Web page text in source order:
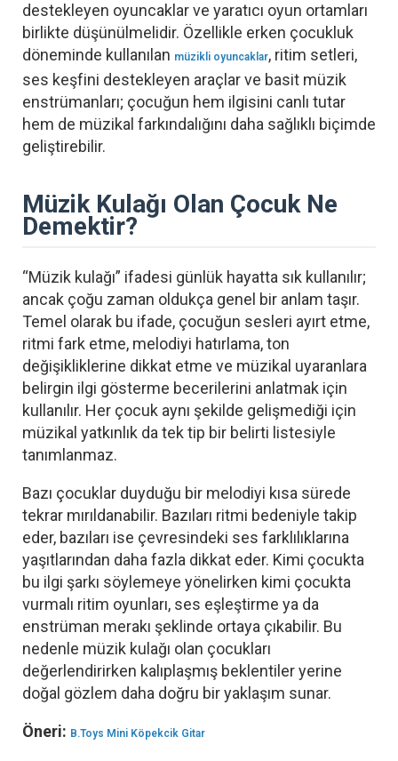
destekleyen oyuncaklar ve yaratıcı oyun ortamları
birlikte düşünülmelidir. Özellikle erken çocukluk
döneminde kullanılan müzikli oyuncaklar, ritim setleri,
ses keşfini destekleyen araçlar ve basit müzik
enstrümanları; çocuğun hem ilgisini canlı tutar
hem de müzikal farkındalığını daha sağlıklı biçimde
geliştirebilir.
Müzik Kulağı Olan Çocuk Ne
Demektir?
“Müzik kulağı” ifadesi günlük hayatta sık kullanılır;
ancak çoğu zaman oldukça genel bir anlam taşır.
Temel olarak bu ifade, çocuğun sesleri ayırt etme,
ritmi fark etme, melodiyi hatırlama, ton
değişikliklerine dikkat etme ve müzikal uyaranlara
belirgin ilgi gösterme becerilerini anlatmak için
kullanılır. Her çocuk aynı şekilde gelişmediği için
müzikal yatkınlık da tek tip bir belirti listesiyle
tanımlanmaz.
Bazı çocuklar duyduğu bir melodiyi kısa sürede
tekrar mırıldanabilir. Bazıları ritmi bedeniyle takip
eder, bazıları ise çevresindeki ses farklılıklarına
yaşıtlarından daha fazla dikkat eder. Kimi çocukta
bu ilgi şarkı söylemeye yönelirken kimi çocukta
vurmalı ritim oyunları, ses eşleştirme ya da
enstrüman merakı şeklinde ortaya çıkabilir. Bu
nedenle müzik kulağı olan çocukları
değerlendirirken kalıplaşmış beklentiler yerine
doğal gözlem daha doğru bir yaklaşım sunar.
Öneri: B.Toys Mini Köpekcik Gitar